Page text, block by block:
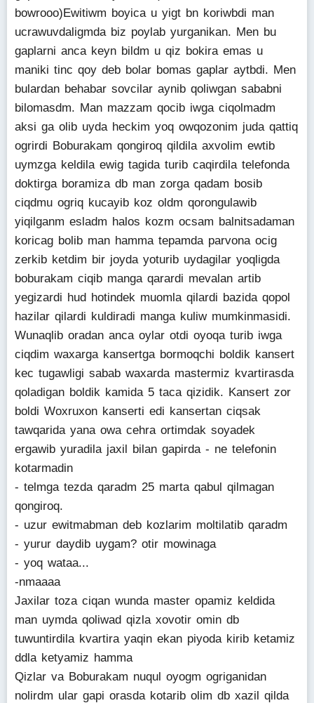
bowrooo)Ewitiwm boyica u yigt bn koriwbdi man
ucrawuvdaligmda biz poylab yurganikan. Men bu
gaplarni anca keyn bildm u qiz bokira emas u
maniki tinc qoy deb bolar bomas gaplar aytbdi. Men
bulardan behabar sovcilar aynib qoliwgan sababni
bilomasdm. Man mazzam qocib iwga ciqolmadm
aksi ga olib uyda heckim yoq owqozonim juda qattiq
ogrirdi Boburakam qongiroq qildila axvolim ewtib
uymzga keldila ewig tagida turib caqirdila telefonda
doktirga boramiza db man zorga qadam bosib
ciqdmu ogriq kucayib koz oldm qorongulawib
yiqilganm esladm halos kozm ocsam balnitsadaman
koricag bolib man hamma tepamda parvona ocig
zerkib ketdim bir joyda yoturib uydagilar yoqligda
boburakam ciqib manga qarardi mevalan artib
yegizardi hud hotindek muomla qilardi bazida qopol
hazilar qilardi kuldiradi manga kuliw mumkinmasidi.
Wunaqlib oradan anca oylar otdi oyoqa turib iwga
ciqdim waxarga kansertga bormoqchi boldik kansert
kec tugawligi sabab waxarda mastermiz kvartirasda
qoladigan boldik kamida 5 taca qizidik. Kansert zor
boldi Woxruxon kanserti edi kansertan ciqsak
tawqarida yana owa cehra ortimdak soyadek
ergawib yuradila jaxil bilan gapirda - ne telefonin
kotarmadin
- telmga tezda qaradm 25 marta qabul qilmagan
qongiroq.
- uzur ewitmabman deb kozlarim moltilatib qaradm
- yurur daydib uygam? otir mowinaga
- yoq wataa...
-nmaaaa
Jaxilar toza ciqan wunda master opamiz keldida
man uymda qoliwad qizla xovotir omin db
tuwuntirdila kvartira yaqin ekan piyoda kirib ketamiz
ddla ketyamiz hamma
Qizlar va Boburakam nuqul oyogm ogriganidan
nolirdm ular gapi orasda kotarib olim db xazil qilda